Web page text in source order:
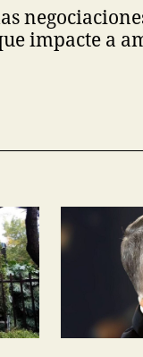
impacte a